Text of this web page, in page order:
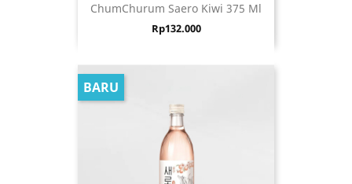
ChumChurum Saero Kiwi 375 Ml
Harga
Rp132.000
BARU